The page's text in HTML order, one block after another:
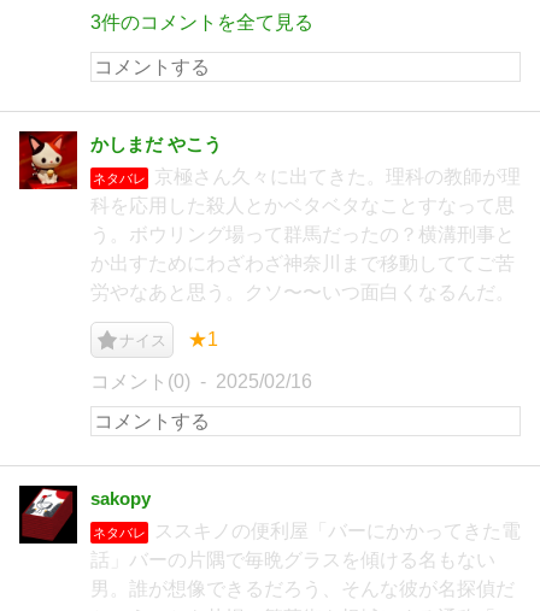
3件のコメントを全て見る
かしまだ やこう
ネタバレ
京極さん久々に出てきた。理科の教師が理
科を応用した殺人とかベタベタなことすなって思
う。ボウリング場って群馬だったの？横溝刑事と
か出すためにわざわざ神奈川まで移動しててご苦
労やなあと思う。クソ〜〜いつ面白くなるんだ。
ナイス ★1
コメント(0) 2025/02/16
sakopy
ネタバレ
ススキノの便利屋「バーにかかってきた電
話」バーの片隅で毎晩グラスを傾ける名もない
男。誰が想像できるだろう、そんな彼が名探偵だ